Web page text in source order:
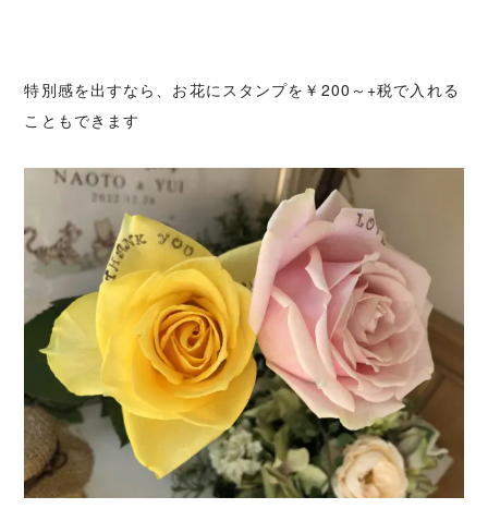
特別感を出すなら、お花にスタンプを￥200～+税で入れる
こともできます